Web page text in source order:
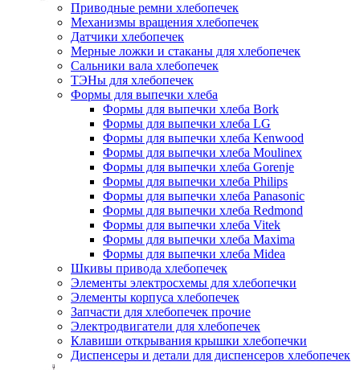
Приводные ремни хлебопечек
Механизмы вращения хлебопечек
Датчики хлебопечек
Мерные ложки и стаканы для хлебопечек
Сальники вала хлебопечек
ТЭНы для хлебопечек
Формы для выпечки хлеба
Формы для выпечки хлеба Bork
Формы для выпечки хлеба LG
Формы для выпечки хлеба Kenwood
Формы для выпечки хлеба Moulinex
Формы для выпечки хлеба Gorenje
Формы для выпечки хлеба Philips
Формы для выпечки хлеба Panasonic
Формы для выпечки хлеба Redmond
Формы для выпечки хлеба Vitek
Формы для выпечки хлеба Maxima
Формы для выпечки хлеба Midea
Шкивы привода хлебопечек
Элементы электросхемы для хлебопечки
Элементы корпуса хлебопечек
Запчасти для хлебопечек прочие
Электродвигатели для хлебопечек
Клавиши открывания крышки хлебопечки
Диспенсеры и детали для диспенсеров хлебопечек